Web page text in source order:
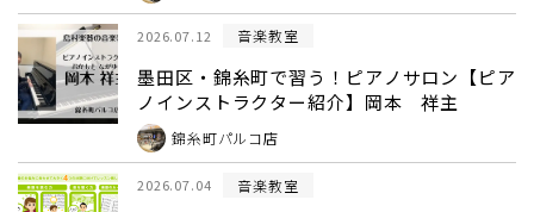
2026.07.12 音楽教室
墨田区・錦糸町で習う！ピアノサロン【ピア
ノインストラクター紹介】岡本 祥主
錦糸町パルコ店
2026.07.04 音楽教室